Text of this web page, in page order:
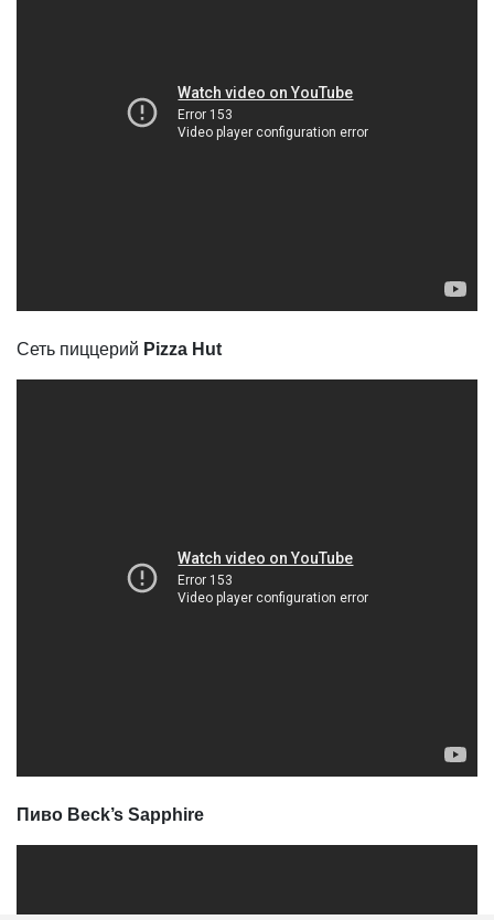
Сеть пиццерий Pizza Hut
Пиво Beck’s Sapphire